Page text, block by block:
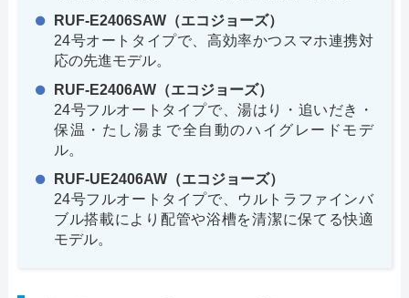
RUF-E2406SAW（エコジョーズ）
24号オートタイプで、高効率かつスマホ連携対
応の先進モデル。
RUF-E2406AW（エコジョーズ）
24号フルオートタイプで、湯はり・追いだき・
保温・たし湯まで全自動のハイグレードモデ
ル。
RUF-UE2406AW（エコジョーズ）
24号フルオートタイプで、ウルトラファインバ
ブル搭載により配管や浴槽を清潔に保てる快適
モデル。